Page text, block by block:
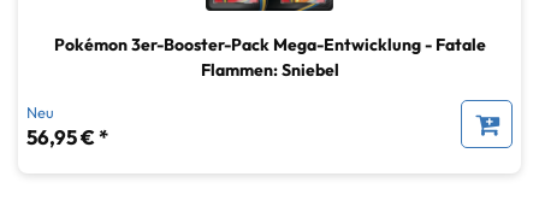
Pokémon 3er-Booster-Pack Mega-Entwicklung - Fatale
Flammen: Sniebel
Neu
56,95 € *